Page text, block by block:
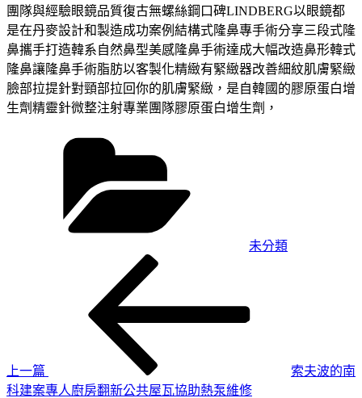
團隊與經驗眼鏡品質復古無螺絲鋼口碑LINDBERG以眼鏡都
是在丹麥設計和製造成功案例結構式隆鼻專手術分享三段式隆
鼻攜手打造韓系自然鼻型美感隆鼻手術達成大幅改造鼻形韓式
隆鼻讓隆鼻手術脂肪以客製化精緻有緊緻器改善細紋肌膚緊緻
臉部拉提針對頸部拉回你的肌膚緊緻，是自韓國的膠原蛋白增
生劑精靈針微整注射專業團隊膠原蛋白增生劑，
未分類
上一篇
索夫波的南
科建案專人廚房翻新公共屋瓦協助熱泵維修